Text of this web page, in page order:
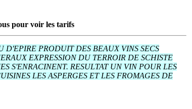
pour voir les tarifs
D'EPIRE PRODUIT DES BEAUX VINS SECS
EXPRESSION DU TERROIR DE SCHISTE
S'ENRACINENT. RESULTAT UN VIN POUR LES
LES ASPERGES ET LES FROMAGES DE